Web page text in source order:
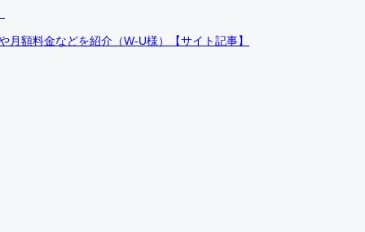
額料金などを紹介（W-U様）【サイト記事】